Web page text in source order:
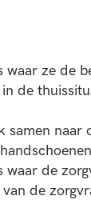
ze de
de
naar
de
de